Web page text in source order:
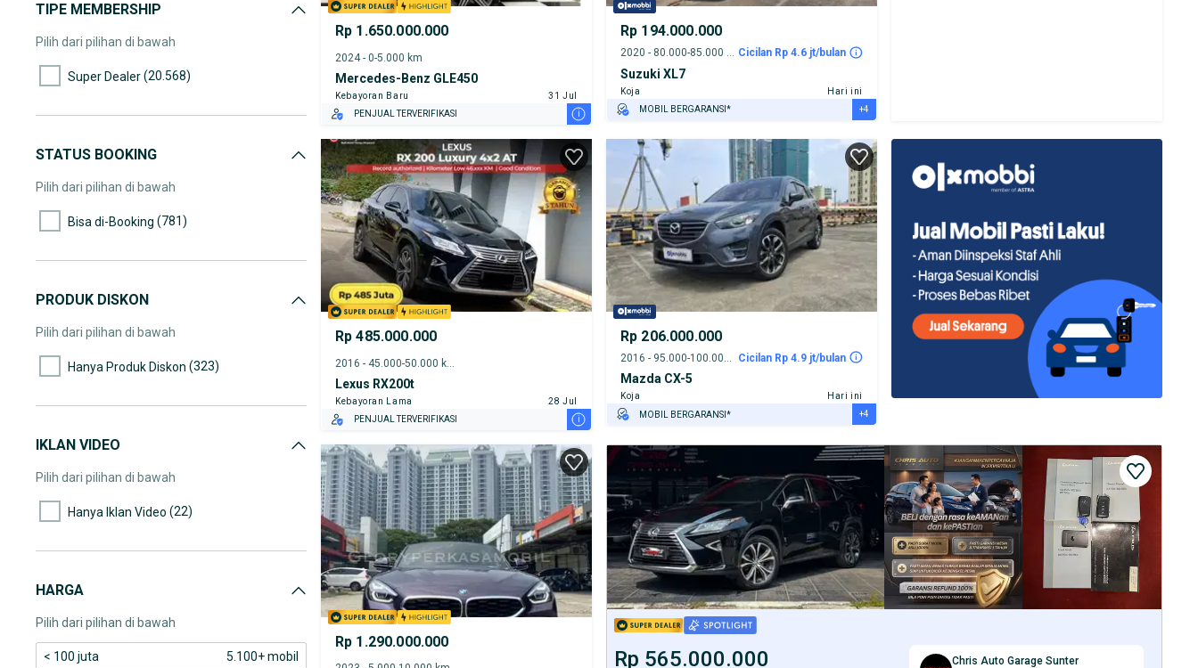
TIPE MEMBERSHIP
Pilih dari pilihan di bawah
Super Dealer(20.568)
STATUS BOOKING
Pilih dari pilihan di bawah
Bisa di-Booking (781)
PRODUK DISKON
Pilih dari pilihan di bawah
Hanya Produk Diskon (323)
IKLAN VIDEO
Pilih dari pilihan di bawah
Hanya Iklan Video (22)
HARGA
Pilih dari pilihan di bawah
< 100 juta 5.100+ mobil
Rp 1.650.000.000
2024 - 0-5.000 km
Mercedes-Benz GLE450
Kebayoran Baru
31 Jul
PENJUAL TERVERIFIKASI
i
Rp 194.000.000
2020 - 80.000-85.000 km Cicilan Rp 4.6 jt/bulan
Suzuki XL7
Koja
Hari ini
MOBIL BERGARANSI*
TEST DRIVE DARI RUMAH
GRATIS BIAYA JASA PERAWATAN*
PENJUAL TERVERIFIKASI
+4
Rp 485.000.000
Lexus RX200t
Kebayoran Lama
28 Jul
PENJUAL TERVERIFIKASI
i
Rp 206.000.000
Cicilan Rp 4.9 jt/bulan
Mazda CX-5
Koja
Hari ini
MOBIL BERGARANSI*
TEST DRIVE DARI RUMAH
GRATIS BIAYA JASA PERAWATAN*
PENJUAL TERVERIFIKASI
+4
Rp 1.290.000.000
Rp 565.000.000
Chris Auto Garage Sunter